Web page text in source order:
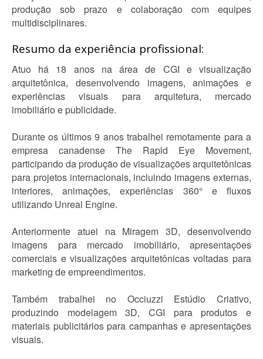
produção sob prazo e colaboração com equipes
multidisciplinares.
Resumo da experiência profissional:
Atuo há 18 anos na área de CGI e visualização
arquitetônica, desenvolvendo imagens, animações e
experiências visuais para arquitetura, mercado
imobiliário e publicidade.
Durante os últimos 9 anos trabalhei remotamente para a
empresa canadense The Rapid Eye Movement,
participando da produção de visualizações arquitetônicas
para projetos internacionais, incluindo imagens externas,
interiores, animações, experiências 360° e fluxos
utilizando Unreal Engine.
Anteriormente atuei na Miragem 3D, desenvolvendo
imagens para mercado imobiliário, apresentações
comerciais e visualizações arquitetônicas voltadas para
marketing de empreendimentos.
Também trabalhei no Occiuzzi Estúdio Criativo,
produzindo modelagem 3D, CGI para produtos e
materiais publicitários para campanhas e apresentações
visuais.